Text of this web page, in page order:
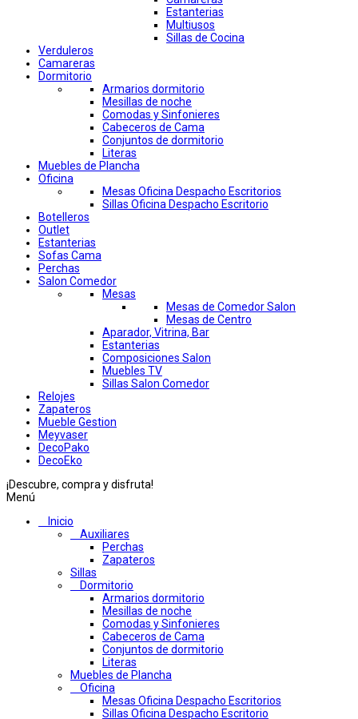
Estanterias
Multiusos
Sillas de Cocina
Verduleros
Camareras
Dormitorio
Armarios dormitorio
Mesillas de noche
Comodas y Sinfonieres
Cabeceros de Cama
Conjuntos de dormitorio
Literas
Muebles de Plancha
Oficina
Mesas Oficina Despacho Escritorios
Sillas Oficina Despacho Escritorio
Botelleros
Outlet
Estanterias
Sofas Cama
Perchas
Salon Comedor
Mesas
Mesas de Comedor Salon
Mesas de Centro
Aparador, Vitrina, Bar
Estanterias
Composiciones Salon
Muebles TV
Sillas Salon Comedor
Relojes
Zapateros
Mueble Gestion
Meyvaser
DecoPako
DecoEko
¡Descubre, compra y disfruta!
Menú
Inicio
Auxiliares
Perchas
Zapateros
Sillas
Dormitorio
Armarios dormitorio
Mesillas de noche
Comodas y Sinfonieres
Cabeceros de Cama
Conjuntos de dormitorio
Literas
Muebles de Plancha
Oficina
Mesas Oficina Despacho Escritorios
Sillas Oficina Despacho Escritorio